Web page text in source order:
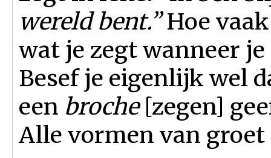
wereld bent.”Hoe
wat je zegt wanneer
Besef je eigenlijk wel
een broche[zegen]
Alle vormen van groet